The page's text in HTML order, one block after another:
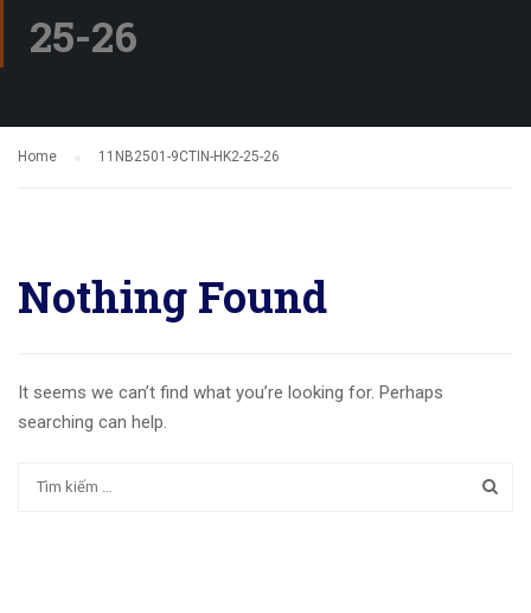
25-26
Home 11NB2501-9CTIN-HK2-25-26
Nothing Found
It seems we can’t find what you’re looking for. Perhaps
searching can help.